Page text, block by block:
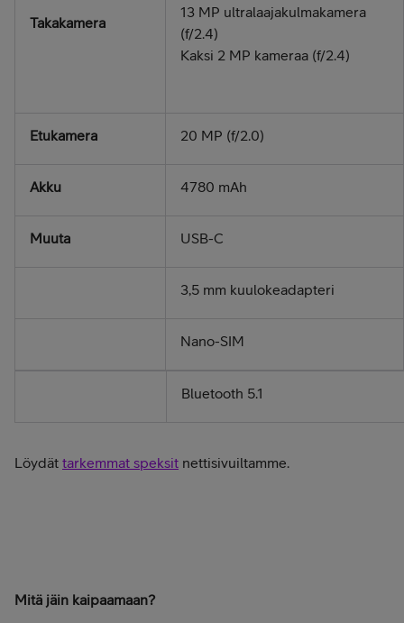
Takakamera
13 MP ultralaajakulmakamera
(f/2.4)
Kaksi 2 MP kameraa (f/2.4)
Etukamera 20 MP (f/2.0)
Akku 4780 mAh
Muuta USB-C
3,5 mm kuulokeadapteri
Nano-SIM
Bluetooth 5.1
Löydät tarkemmat speksit nettisivuiltamme.
Mitä jäin kaipaamaan?